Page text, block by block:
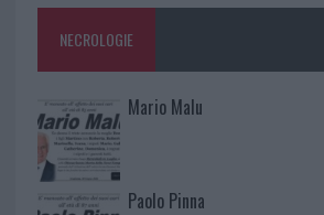
NECROLOGIE
Mario Malu
Paolo Pinna